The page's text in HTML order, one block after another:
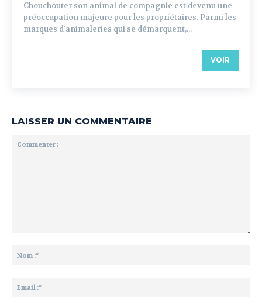
Chouchouter son animal de compagnie est devenu une
préoccupation majeure pour les propriétaires. Parmi les
marques d'animaleries qui se démarquent,...
VOIR
LAISSER UN COMMENTAIRE